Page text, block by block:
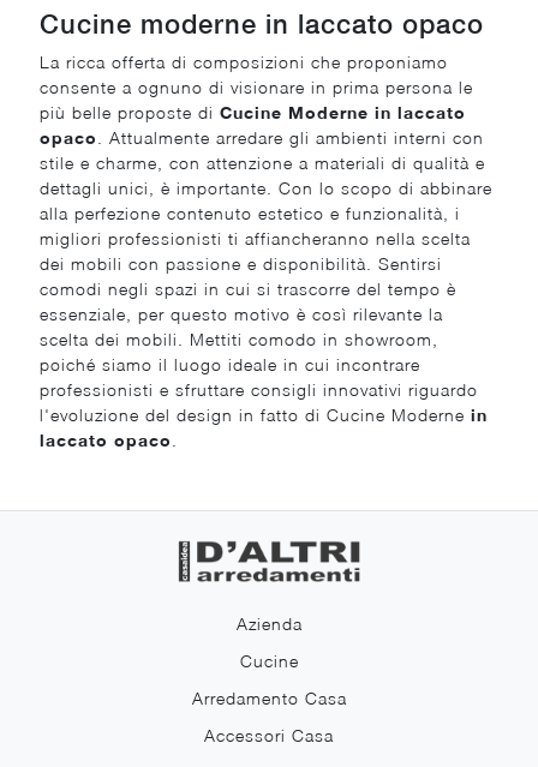
Cucine moderne in laccato opaco
La ricca offerta di composizioni che proponiamo
consente a ognuno di visionare in prima persona le
più belle proposte diCucine Moderne in laccato
opaco
. Attualmente arredare gli ambienti interni con
stile e charme, con attenzione a materiali di qualità e
dettagli unici, è importante. Con lo scopo di abbinare
alla perfezione contenuto estetico e funzionalità, i
migliori professionisti ti affiancheranno nella scelta
dei mobili con passione e disponibilità. Sentirsi
comodi negli spazi in cui si trascorre del tempo è
essenziale, per questo motivo è così rilevante la
scelta dei mobili. Mettiti comodo in showroom,
poiché siamo il luogo ideale in cui incontrare
professionisti e sfruttare consigli innovativi riguardo
l'evoluzione del design in fatto di Cucine Modernein
laccato opaco
Azienda
Cucine
Arredamento Casa
Accessori Casa